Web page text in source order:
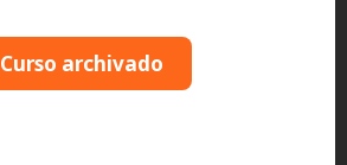
Curso archivado